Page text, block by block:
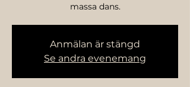
massa dans.
Anmälan är stängd
Se andra evenemang